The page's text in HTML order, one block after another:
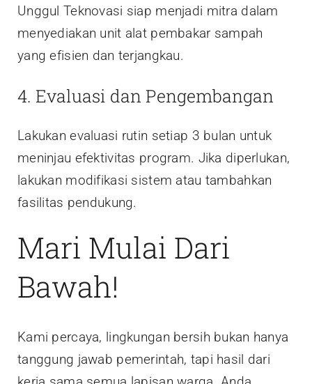
Unggul Teknovasi siap menjadi mitra dalam
menyediakan unit alat pembakar sampah
yang efisien dan terjangkau.
4. Evaluasi dan Pengembangan
Lakukan evaluasi rutin setiap 3 bulan untuk
meninjau efektivitas program. Jika diperlukan,
lakukan modifikasi sistem atau tambahkan
fasilitas pendukung.
Mari Mulai Dari
Bawah!
Kami percaya, lingkungan bersih bukan hanya
tanggung jawab pemerintah, tapi hasil dari